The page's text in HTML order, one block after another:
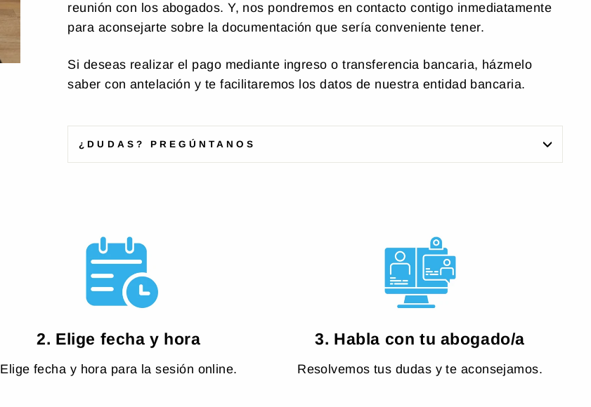
reunión con los abogados. Y, nos pondremos en contacto contigo inmediatamente
para aconsejarte sobre la documentación que sería conveniente tener.
Si deseas realizar el pago mediante ingreso o transferencia bancaria, házmelo
saber con antelación y te facilitaremos los datos de nuestra entidad bancaria.
¿DUDAS? PREGÚNTANOS
2. Elige fecha y hora
Elige fecha y hora para la sesión online.
3. Habla con tu abogado/a
Resolvemos tus dudas y te aconsejamos.